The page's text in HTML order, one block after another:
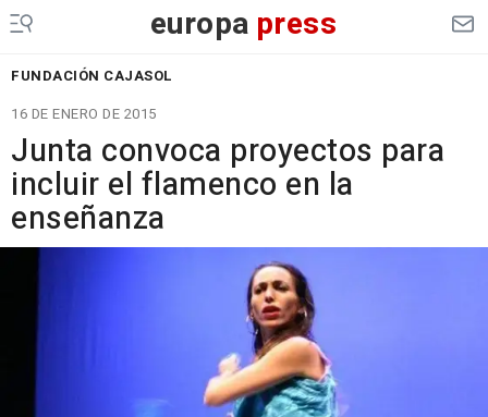
europa press
FUNDACIÓN CAJASOL
16 DE ENERO DE 2015
Junta convoca proyectos para
incluir el flamenco en la
enseñanza